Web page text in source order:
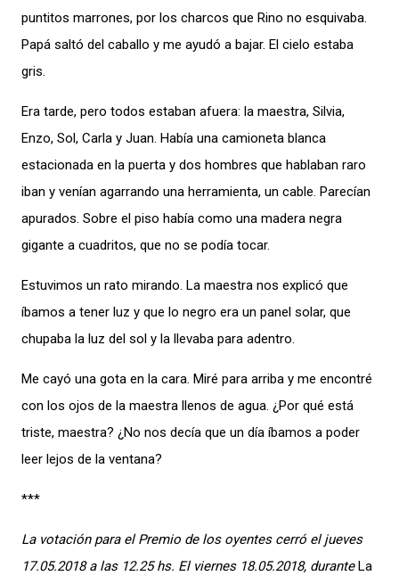
puntitos marrones, por los charcos que Rino no esquivaba.
Papá saltó del caballo y me ayudó a bajar. El cielo estaba
gris.
Era tarde, pero todos estaban afuera: la maestra, Silvia,
Enzo, Sol, Carla y Juan. Había una camioneta blanca
estacionada en la puerta y dos hombres que hablaban raro
iban y venían agarrando una herramienta, un cable. Parecían
apurados. Sobre el piso había como una madera negra
gigante a cuadritos, que no se podía tocar.
Estuvimos un rato mirando. La maestra nos explicó que
íbamos a tener luz y que lo negro era un panel solar, que
chupaba la luz del sol y la llevaba para adentro.
Me cayó una gota en la cara. Miré para arriba y me encontré
con los ojos de la maestra llenos de agua. ¿Por qué está
triste, maestra? ¿No nos decía que un día íbamos a poder
leer lejos de la ventana?
***
La votación para el Premio de los oyentes cerró el jueves
17.05.2018 a las 12.25 hs. El viernes 18.05.2018, duranteLa